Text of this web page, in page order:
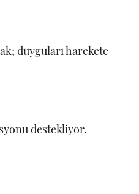
duyguları harekete
destekliyor.